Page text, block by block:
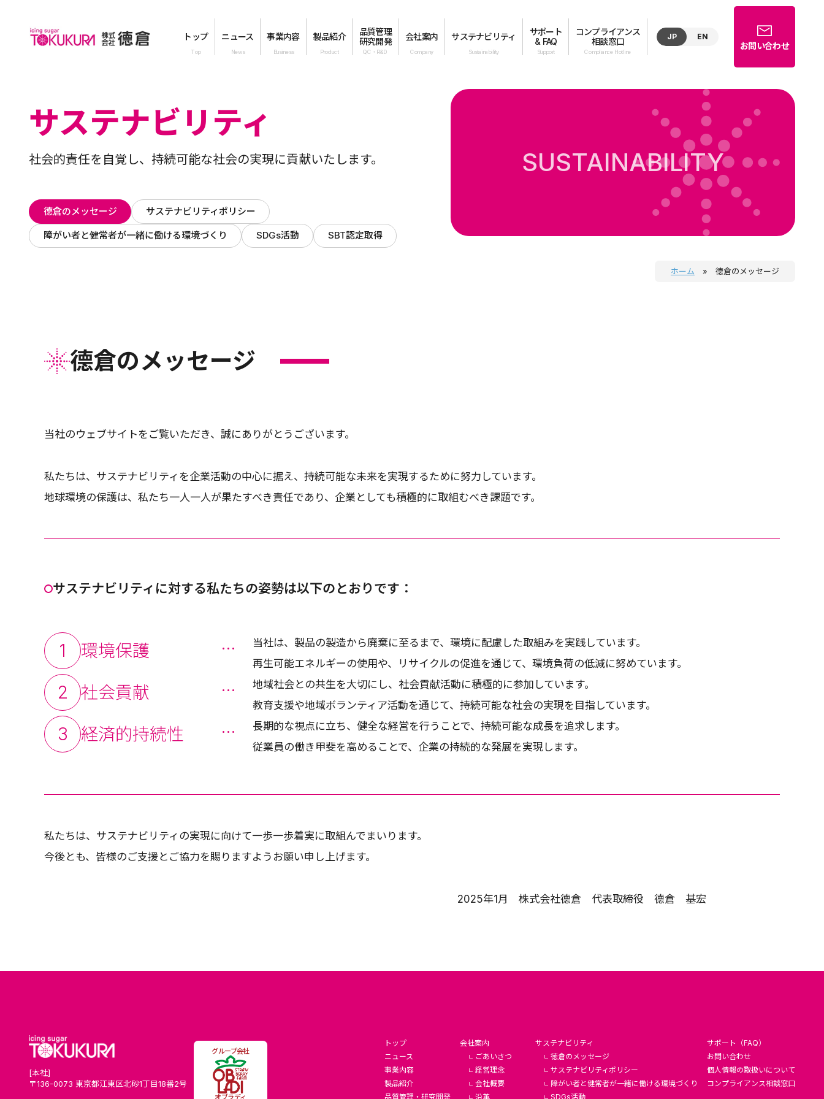
トップ ニュース 事業内容 製品紹介
品質管理
研究開発
会社案内 サステナビリティ
サポート
& FAQ
コンプライアンス
相談窓口
JP EN
お問い合わせ
SUSTAINABILITY
サステナビリティ
社会的責任を自覚し、持続可能な社会の実現に貢献いたします。
德倉のメッセージ サステナビリティポリシー
障がい者と健常者が一緒に働ける環境づくり SDGs活動 SBT認定取得
ホーム » 德倉のメッセージ
德倉のメッセージ
当社のウェブサイトをご覧いただき、誠にありがとうございます。
私たちは、サステナビリティを企業活動の中心に据え、持続可能な未来を実現するために努力しています。
地球環境の保護は、私たち一人一人が果たすべき責任であり、企業としても積極的に取組むべき課題です。
サステナビリティに対する私たちの姿勢は以下のとおりです：
1 環境保護
当社は、製品の製造から廃棄に至るまで、環境に配慮した取組みを実践しています。
再生可能エネルギーの使用や、リサイクルの促進を通じて、環境負荷の低減に努めています。
2 社会貢献
地域社会との共生を大切にし、社会貢献活動に積極的に参加しています。
教育支援や地域ボランティア活動を通じて、持続可能な社会の実現を目指しています。
3 経済的持続性
長期的な視点に立ち、健全な経営を行うことで、持続可能な成長を追求します。
従業員の働き甲斐を高めることで、企業の持続的な発展を実現します。
私たちは、サステナビリティの実現に向けて一歩一歩着実に取組んでまいります。
今後とも、皆様のご支援とご協力を賜りますようお願い申し上げます。
2025年1月 株式会社德倉 代表取締役 德倉 基宏
[本社]
〒136-0073 東京都江東区北砂1丁目18番2号
グループ会社
オブラディ
トップ
ニュース
事業内容
製品紹介
品質管理・研究開発
会社案内
ごあいさつ
経営理念
会社概要
沿革
サステナビリティ
徳倉のメッセージ
サステナビリティポリシー
障がい者と健常者が一緒に働ける環境づくり
SDGs活動
サポート（FAQ）
お問い合わせ
個人情報の取扱いについて
コンプライアンス相談窓口